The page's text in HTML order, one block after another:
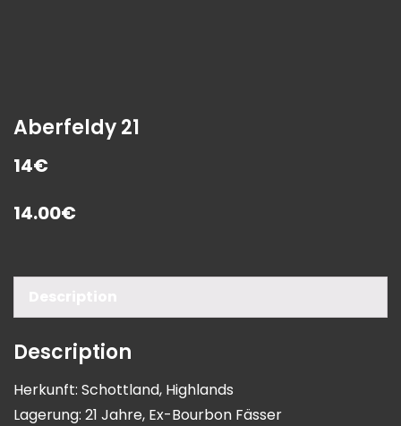
Aberfeldy 21
14€
14.00€
Description
Herkunft: Schottland, Highlands
Lagerung: 21 Jahre, Ex-Bourbon Fässer